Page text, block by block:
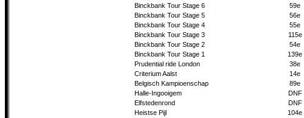
Binckbank Tour Stage 6
59e
Binckbank Tour Stage 5
56e
Binckbank Tour Stage 4
55e
Binckbank Tour Stage 3
115e
Binckbank Tour Stage 2
54e
Binckbank Tour Stage 1
139e
Prudential ride London
38e
Criterium Aalst
14e
Belgisch Kampioenschap
89e
Halle-Ingooigem
DNF
Elfstedenrond
DNF
Heistse Pijl
104e